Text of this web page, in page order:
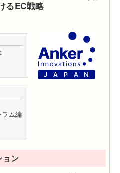
るEC戦略
ラム編
ョン